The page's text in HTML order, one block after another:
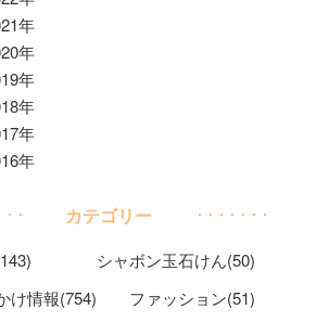
年
年
年
年
年
年
カテゴリー
シャボン玉石けん(50)
け情報(754)
ファッション(51)